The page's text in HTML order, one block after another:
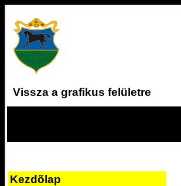
Vissza a grafikus felületre
Kezdõlap